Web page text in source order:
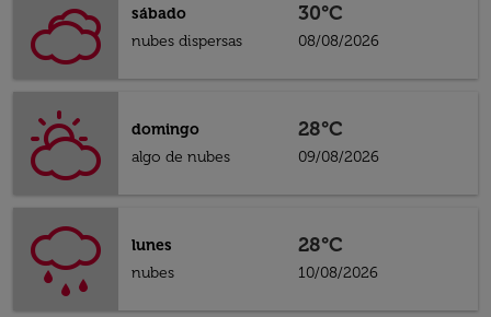
sábado
nubes dispersas
30°C
08/08/2026
domingo
algo de nubes
28°C
09/08/2026
lunes
nubes
28°C
10/08/2026